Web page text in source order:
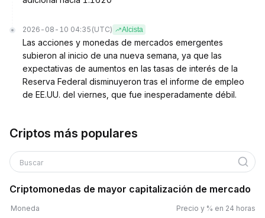
2026-08-10 04:35 (UTC) Alcista
Las acciones y monedas de mercados emergentes
subieron al inicio de una nueva semana, ya que las
expectativas de aumentos en las tasas de interés de la
Reserva Federal disminuyeron tras el informe de empleo
de EE.UU. del viernes, que fue inesperadamente débil.
Criptos más populares
Buscar
Criptomonedas de mayor capitalización de mercado
Moneda Precio y % en 24 horas